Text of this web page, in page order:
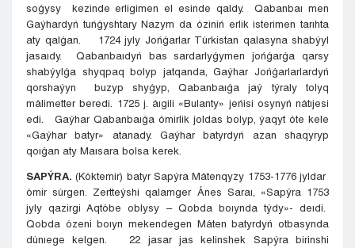
soǵysy kezinde erligimen el esinde qaldy. Qabanbaı men
Gaýhardyń tuńǵyshtary Nazym da óziniń erlik isterimen tarıhta
aty qalǵan. 1724 jyly Jońǵarlar Túrkistan qalasyna shabýyl
jasaıdy. Qabanbaıdyń bas sardarlyǵymen jońǵarǵa qarsy
shabýylǵa shyqpaq bolyp jatqanda, Gaýhar Jońǵarlarlardyń
qorshaýyn buzyp shyǵyp, Qabanbaıǵa jaý týraly tolyq
málimetter beredi. 1725 j. áıgili «Bulanty» jeńisi osynyń nátıjesi
edi. Gaýhar Qabanbaıǵa ómirlik joldas bolyp, ýaqyt óte kele
«Gaýhar batyr» atanady. Gaýhar batyrdyń azan shaqyryp
qoıǵan aty Maısara bolsa kerek.
SAPÝRA. (Kóktemir) batyr Sapýra Mátenqyzy 1753-1776 jyldar
ómir súrgen. Zertteýshi qalamger Ánes Saraı, «Sapýra 1753
jyly qazirgi Aqtóbe oblysy – Qobda boıynda týdy»- deıdi.
Qobda ózeni boıyn mekendegen Máten batyrdyń otbasynda
dúnıege kelgen. 22 jasar jas kelinshek Sapýra birinshi